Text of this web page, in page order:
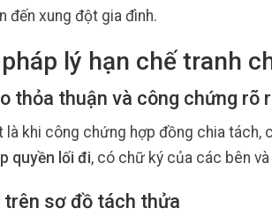
đến xung đột gia đình.
lý hạn chế tranh
thỏa thuận và công chứng rõ
là khi công chứng hợp đồng chia tách,
quyền lối đi, có chữ ký của các bên
trên sơ đồ tách thửa